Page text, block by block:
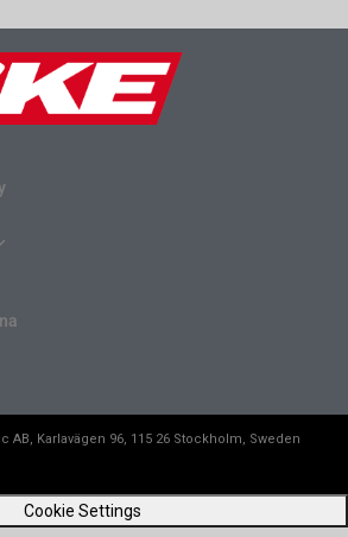
AB, Karlavägen 96, 115 26 Stockholm, Sweden
Cookie Settings